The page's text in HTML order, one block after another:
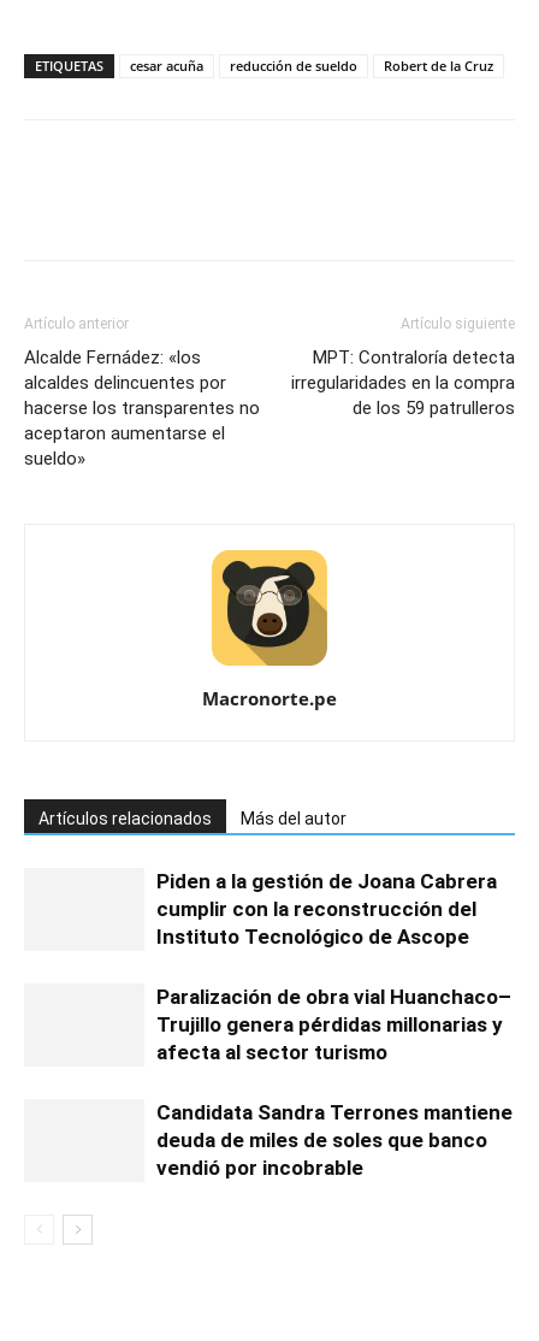
ETIQUETAS cesar acuña reducción de sueldo Robert de la Cruz
Artículo anterior
Alcalde Fernádez: «los
alcaldes delincuentes por
hacerse los transparentes no
aceptaron aumentarse el
sueldo»
Artículo siguiente
MPT: Contraloría detecta
irregularidades en la compra
de los 59 patrulleros
Macronorte.pe
Artículos relacionados Más del autor
Piden a la gestión de Joana Cabrera
cumplir con la reconstrucción del
Instituto Tecnológico de Ascope
Paralización de obra vial Huanchaco–
Trujillo genera pérdidas millonarias y
afecta al sector turismo
Candidata Sandra Terrones mantiene
deuda de miles de soles que banco
vendió por incobrable